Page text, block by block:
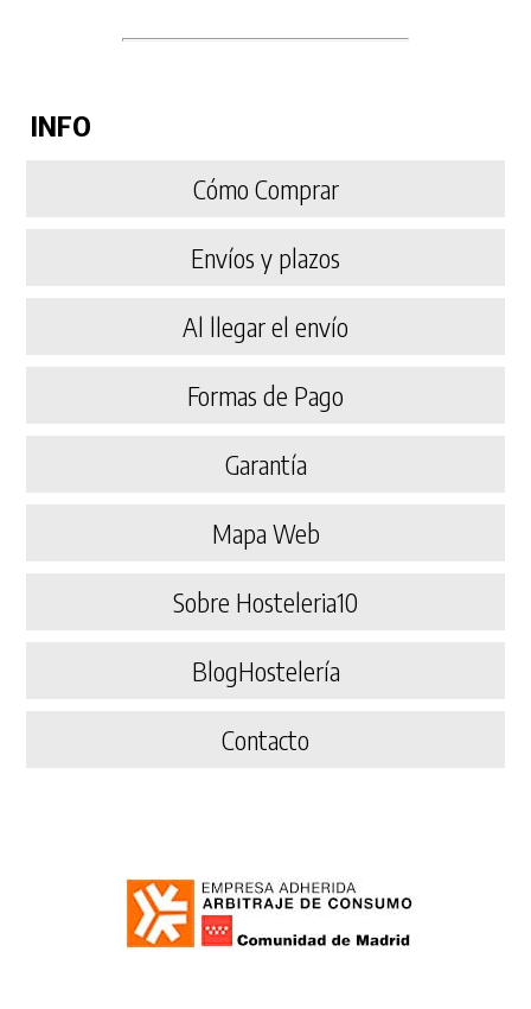
INFO
Cómo Comprar
Envíos y plazos
Al llegar el envío
Formas de Pago
Garantía
Mapa Web
Sobre Hosteleria10
BlogHostelería
Contacto